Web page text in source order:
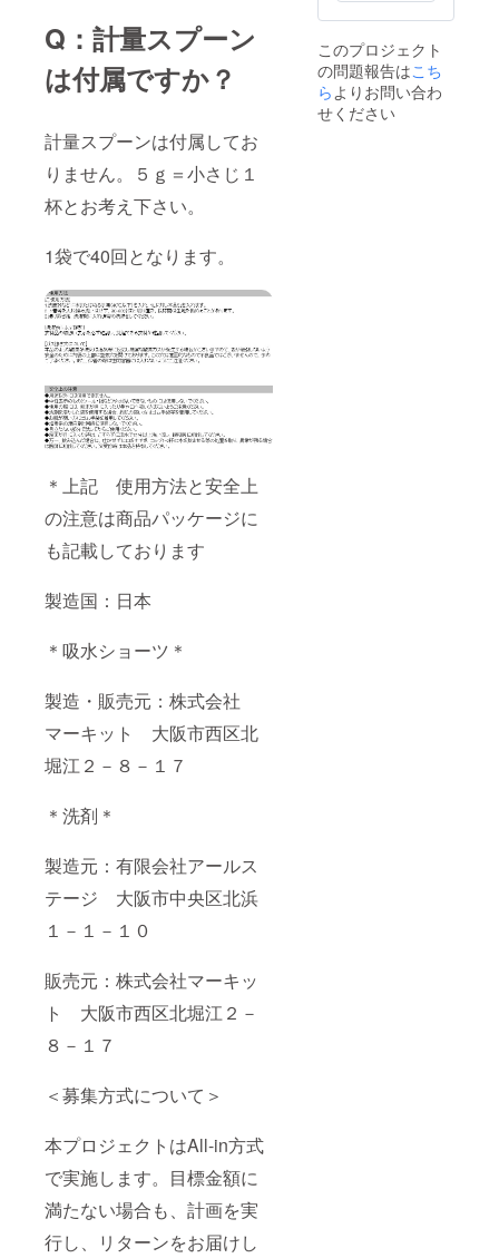
Q：計量スプーン
は付属ですか？
計量スプーンは付属してお
りません。５ｇ＝小さじ１
杯とお考え下さい。
1袋で40回となります。
＊上記 使用方法と安全上
の注意は商品パッケージに
も記載しております
製造国：日本
＊吸水ショーツ＊
製造・販売元：株式会社
マーキット 大阪市西区北
堀江２－８－１７
＊洗剤＊
製造元：有限会社アールス
テージ 大阪市中央区北浜
１－１－１０
販売元：株式会社マーキッ
ト 大阪市西区北堀江２－
８－１７
＜募集方式について＞
本プロジェクトはAll-in方式
で実施します。目標金額に
満たない場合も、計画を実
行し、リターンをお届けし
このプロジェクト
の問題報告はこち
らよりお問い合わ
せください